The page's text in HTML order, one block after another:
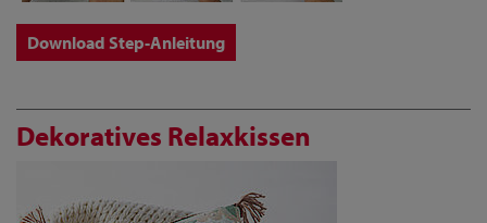
Download Step-Anleitung
Dekoratives Relaxkissen